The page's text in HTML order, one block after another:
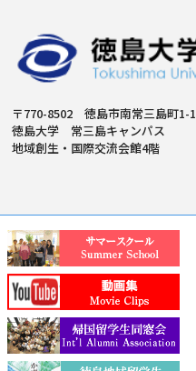
〒770-8502 徳島市南常三島町1-1
徳島大学 常三島キャンパス
地域創生・国際交流会館4階